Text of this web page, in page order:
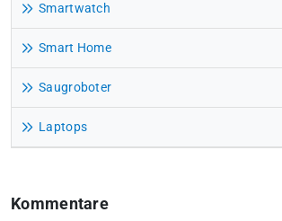
Smartwatch
Smart Home
Saugroboter
Laptops
Kommentare